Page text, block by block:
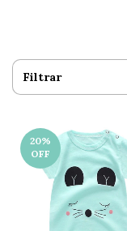
Filtrar
20%
OFF